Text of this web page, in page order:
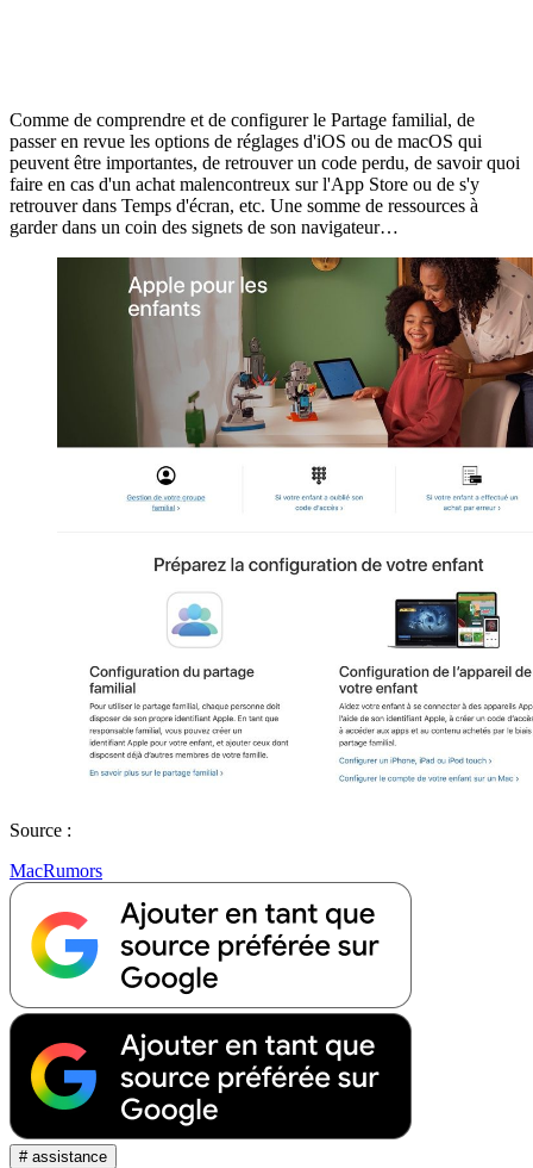
Comme de comprendre et de configurer le Partage familial, de
passer en revue les options de réglages d'iOS ou de macOS qui
peuvent être importantes, de retrouver un code perdu, de savoir quoi
faire en cas d'un achat malencontreux sur l'App Store ou de s'y
retrouver dans Temps d'écran, etc. Une somme de ressources à
garder dans un coin des signets de son navigateur…
Source :
MacRumors
# assistance